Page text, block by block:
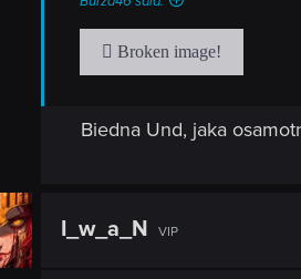
Biedna Und, jaka
I_w_a_N VIP